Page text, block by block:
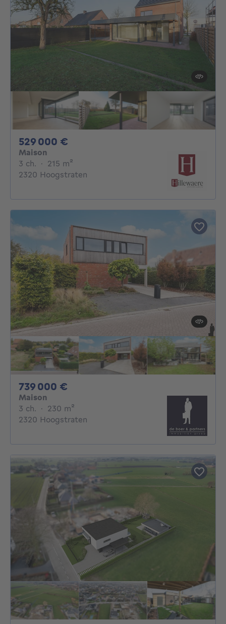
529 000 €
Maison
3 ch. 3 chambres
· 215 m²
2320 Hoogstraten
739 000 €
Maison
3 ch. 3 chambres
· 230 m²
2320 Hoogstraten